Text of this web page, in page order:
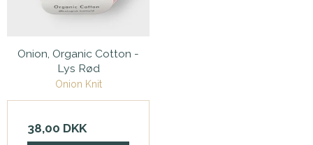
Onion, Organic Cotton -
Lys Rød
Onion Knit
38,00 DKK